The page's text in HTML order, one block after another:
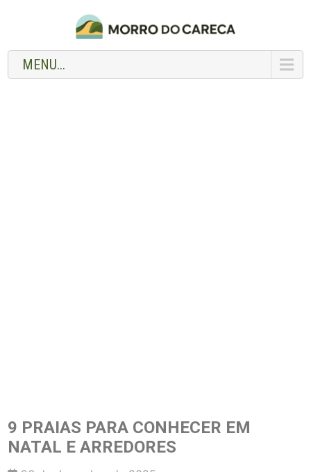
MENU...
9 PRAIAS PARA CONHECER EM
NATAL E ARREDORES